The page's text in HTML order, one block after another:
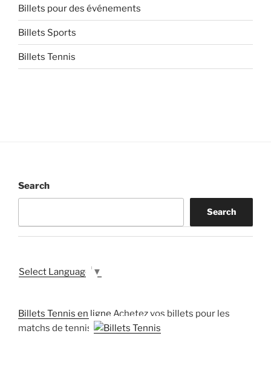
Billets pour des événements
Billets Sports
Billets Tennis
Search
Search
Select Language ▼
Billets Tennis en ligne Achetez vos billets pour les
matchs de tennis